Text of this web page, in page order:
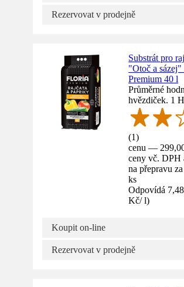
Rezervovat v prodejně
Substrát pro
"Otoč a
Premium 40 l
Průměrné
hvězdiček. 1
(1)
cenu —
ceny vč. DPH
na přepravu
ks
Odpovídá
Kč/ l)
Koupit on-line
Rezervovat v prodejně